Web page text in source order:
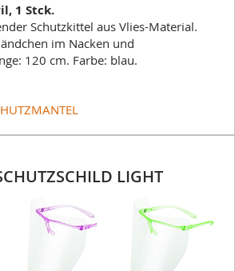
1 Stck.
Schutzkittel aus Vlies-Material.
im Nacken und
120 cm. Farbe: blau.
LIGHT